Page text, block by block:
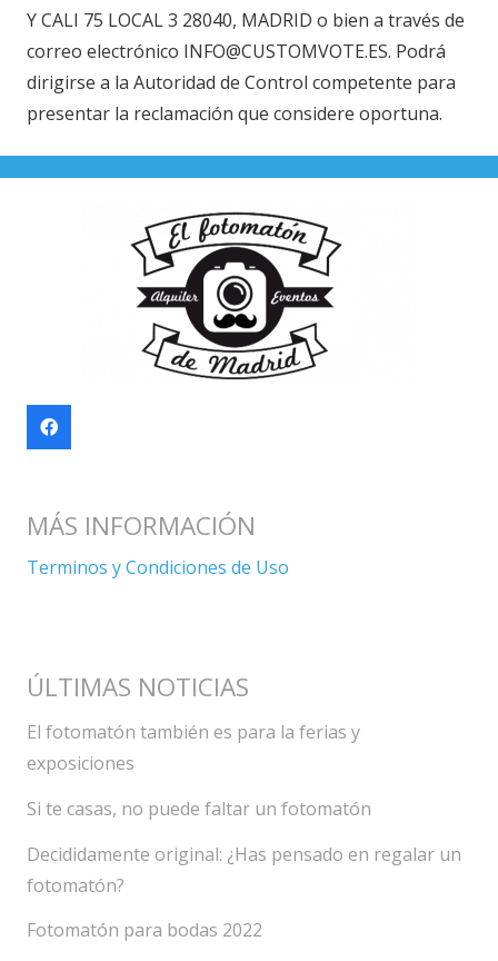
Y CALI 75 LOCAL 3 28040, MADRID o bien a través de
correo electrónico INFO@CUSTOMVOTE.ES. Podrá
dirigirse a la Autoridad de Control competente para
presentar la reclamación que considere oportuna.
MÁS INFORMACIÓN
Terminos y Condiciones de Uso
ÚLTIMAS NOTICIAS
El fotomatón también es para la ferias y
exposiciones
Si te casas, no puede faltar un fotomatón
Decididamente original: ¿Has pensado en regalar un
fotomatón?
Fotomatón para bodas 2022